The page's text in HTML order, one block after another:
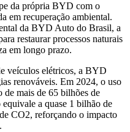
da própria BYD com o
em recuperação ambiental.
da BYD Auto do Brasil, a
restaurar processos naturais
em longo prazo.
veículos elétricos, a BYD
renováveis. Em 2024, o uso
de mais de 65 bilhões de
a quase 1 bilhão de
CO2, reforçando o impacto